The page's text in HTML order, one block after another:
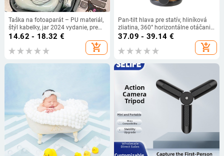
Taška na fotoaparát – PU materiál,
štýl kabelky, jar 2024 vydanie, pre
mužov
14.62 - 18.32 €
add_shopping_cart
Pan-tilt hlava pre statív, hliníková
zliatina, 360° horizontálne otáčanie,
90° vertikálne otáčanie, ľahký 0,332
mobilnými telefónmi
37.09 - 39.14 €
add_shopping_cart